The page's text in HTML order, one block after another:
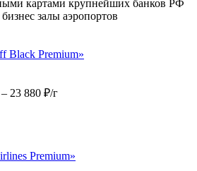
картами крупнейших банков РФ
залы аэропортов
Black Premium»
23 880 ₽/г
Premium»